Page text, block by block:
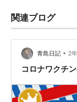
関連ブログ
青島日記 • 2
コロナワクチ